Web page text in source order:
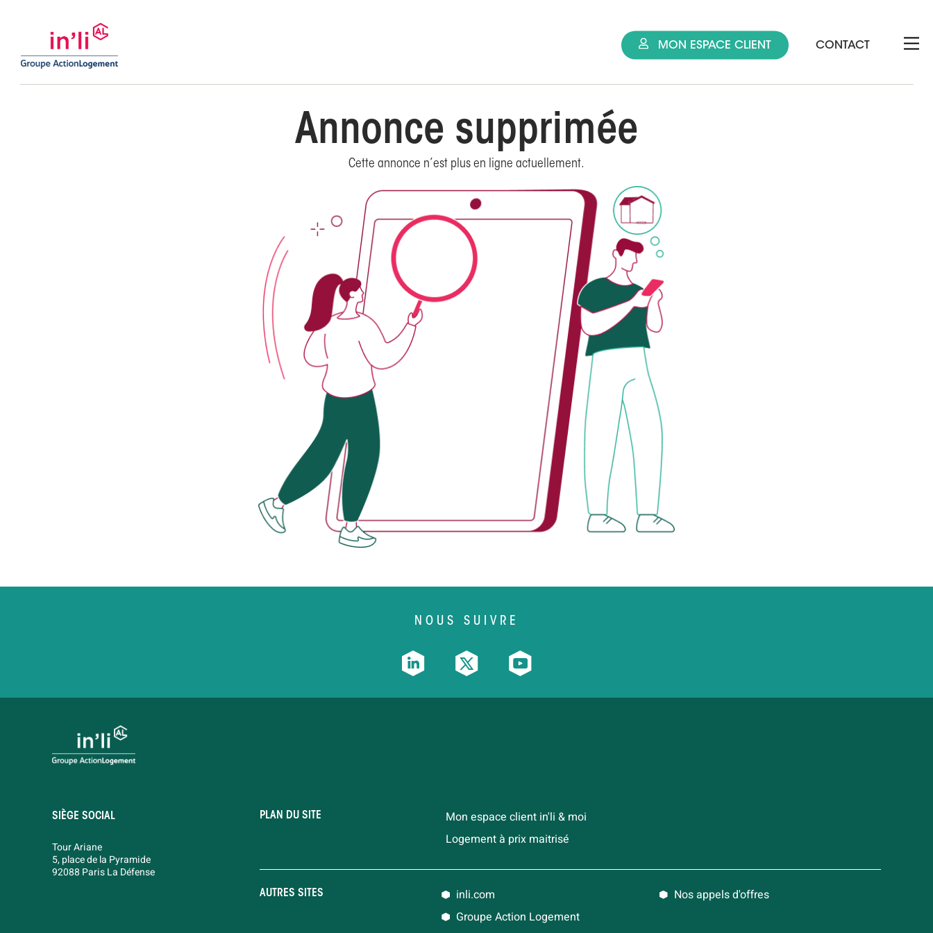
MON ESPACE CLIENT CONTACT
Annonce supprimée
Cette annonce n’est plus en ligne actuellement.
NOUS SUIVRE
SIÈGE SOCIAL
Tour Ariane
5, place de la Pyramide
92088 Paris La Défense
PLAN DU SITE
Mon espace client in'li & moi
Logement à prix maitrisé
AUTRES SITES inli.com
Nos appels d'offres
Groupe Action Logement